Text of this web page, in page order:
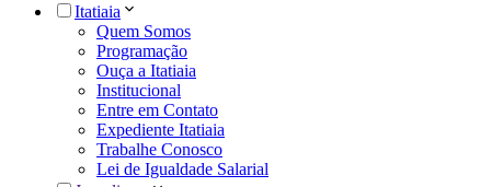
Itatiaia
Quem Somos
Programação
Ouça a Itatiaia
Institucional
Entre em Contato
Expediente Itatiaia
Trabalhe Conosco
Lei de Igualdade Salarial